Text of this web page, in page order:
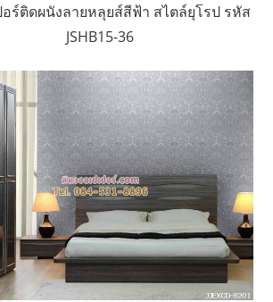
อร์ติดผนังลายหลุยส์สีฟ้า สไตล์ยุโรป รหัส
JSHB15-36